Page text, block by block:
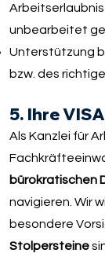
unbearbeitet
Unterstützung
bzw. des
5. Ihre
Als Kanzlei für
bürokratischen
navigieren. Wir
besondere
Stolpersteine